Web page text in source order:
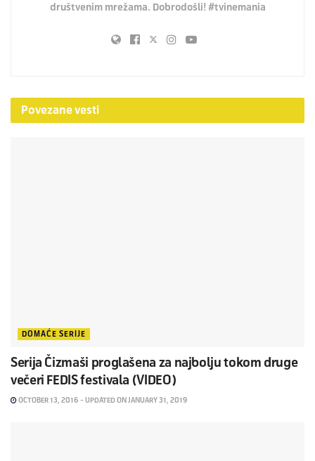
društvenim mrežama. Dobrodošli! #tvinemania
Povezanevesti
DOMAĆE SERIJE
Serija Čizmaši proglašena za najbolju tokom druge
večeri FEDIS festivala (VIDEO)
OCTOBER 13, 2016 - UPDATED ON JANUARY 31, 2019